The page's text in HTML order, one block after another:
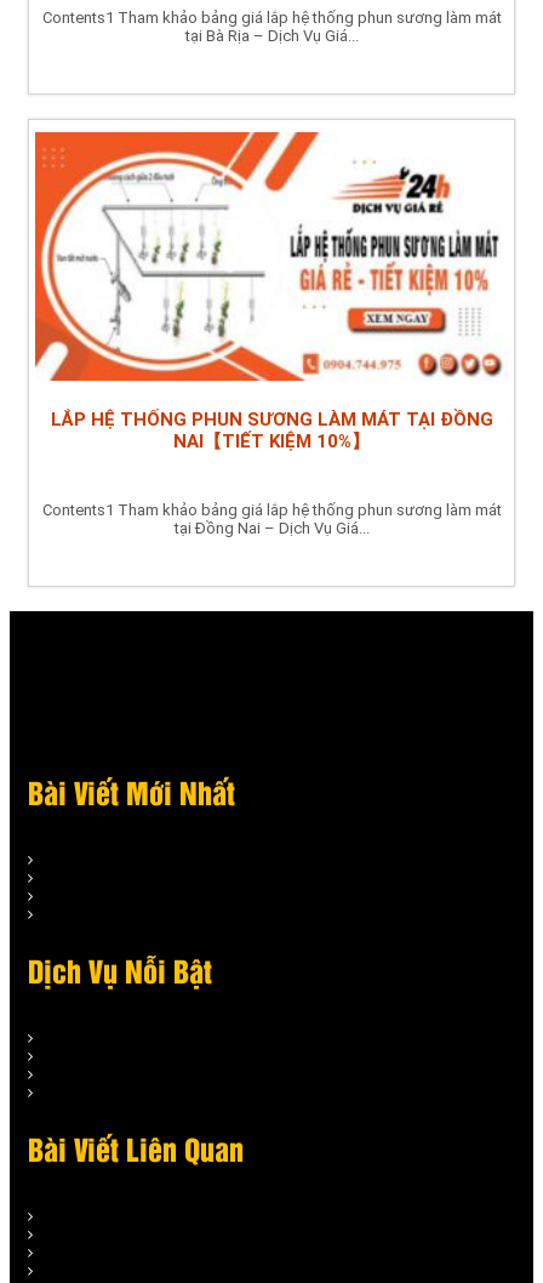
Contents1 Tham khảo bảng giá lắp hệ thống phun sương làm mát
tại Bà Rịa – Dịch Vụ Giá...
LẮP HỆ THỐNG PHUN SƯƠNG LÀM MÁT TẠI ĐỒNG
NAI【TIẾT KIỆM 10%】
Contents1 Tham khảo bảng giá lắp hệ thống phun sương làm mát
tại Đồng Nai – Dịch Vụ Giá...
Bài Viết Mới Nhất
Dịch Vụ Nỗi Bật
Bài Viết Liên Quan